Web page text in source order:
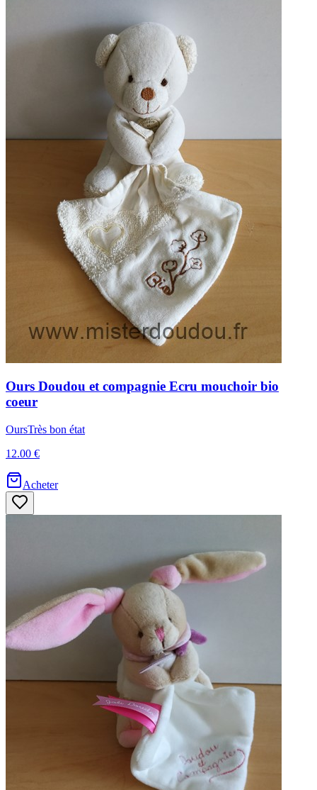
Ours Doudou et compagnie Ecru mouchoir bio
coeur
OursTrès bon état
12.00 €
Acheter